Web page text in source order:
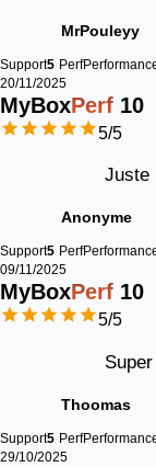
MrPouleyy
Support5 Perf
20/11/2025
MyBoxPerf 10
5/5
Juste
Anonyme
Support5 Perf
09/11/2025
MyBoxPerf 10
5/5
Thoomas
Support5 Perf
29/10/2025